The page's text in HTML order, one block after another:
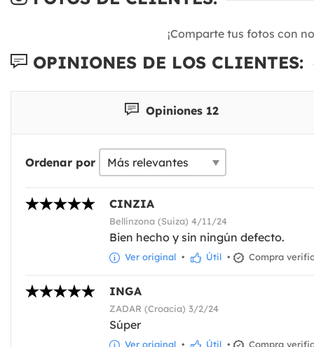
¡Comparte tus fotos con
OPINIONES DE LOS CLIENTES:
Opiniones 12
Ordenar por
CINZIA
Bellinzona (Suiza) 4/11/24
Bien hecho y sin ningún defecto.
Ver original • Útil • Compra
INGA
ZADAR (Croacia) 3/2/24
Súper
Ver original • Útil • Compra